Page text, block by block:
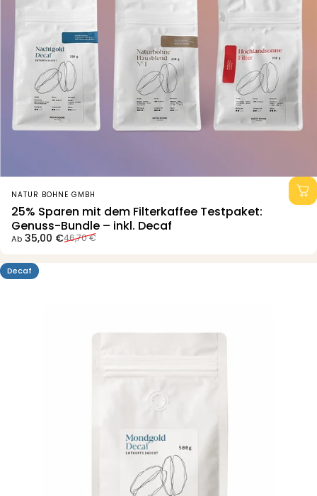
Anbieter:
NATUR BOHNE GMBH
25% Sparen mit dem Filterkaffee Testpaket:
Genuss-Bundle – inkl. Decaf
Verkaufspreis
Ab 35,00 €
Normaler Preis
46,70 €
Decaf